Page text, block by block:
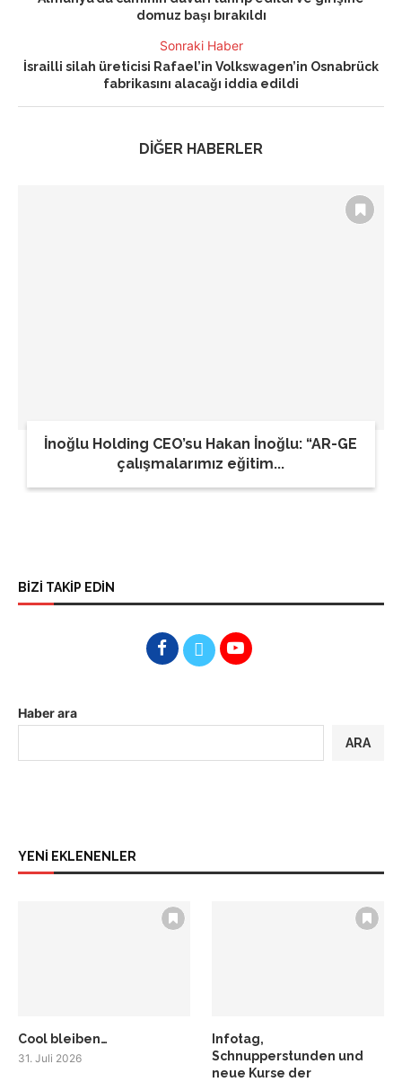
domuz başı bırakıldı
Sonraki Haber
İsrailli silah üreticisi Rafael’in Volkswagen’in Osnabrück
fabrikasını alacağı iddia edildi
DİĞER HABERLER
İnoğlu Holding CEO’su Hakan İnoğlu: “AR-GE
çalışmalarımız eğitim...
BİZİ TAKİP EDİN
Haber ara
ARA
YENİ EKLENENLER
Cool bleiben…
31. Juli 2026
Infotag,
Schnupperstunden und
neue Kurse der